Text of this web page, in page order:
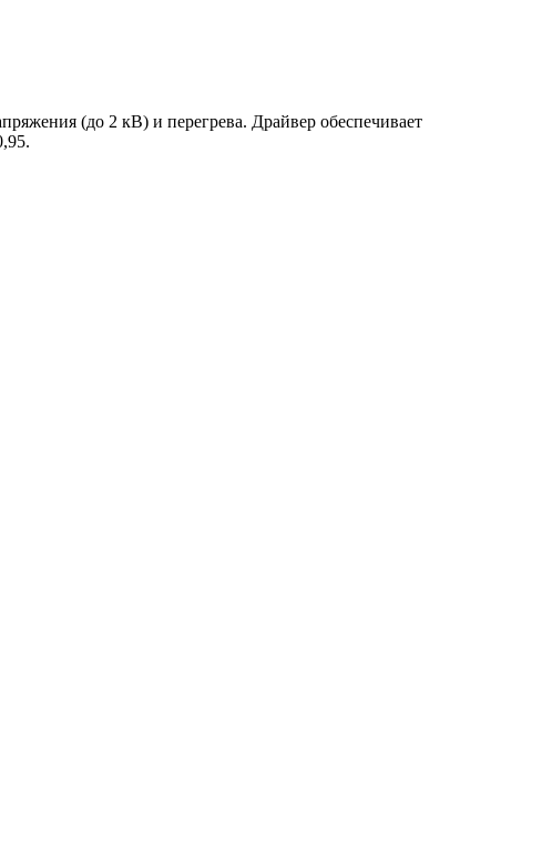
(до 2 кВ) и перегрева. Драйвер обеспечивает